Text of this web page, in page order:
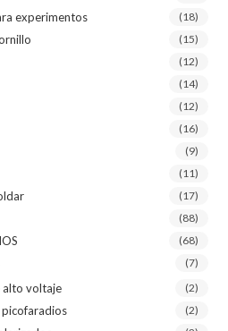
experimentos (18)
(15)
(12)
(14)
(12)
(16)
(9)
(11)
(17)
(88)
(68)
(7)
alto voltaje (2)
picofaradios (2)